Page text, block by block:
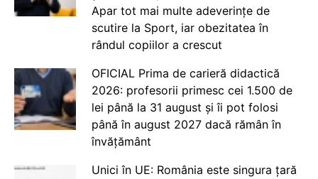
Apar tot mai multe adeverințe de
scutire la Sport, iar obezitatea în
rândul copiilor a crescut
OFICIAL Prima de carieră didactică
2026: profesorii primesc cei 1.500 de
lei până la 31 august și îi pot folosi
până în august 2027 dacă rămân în
învățământ
Unici în UE: România este singura țară